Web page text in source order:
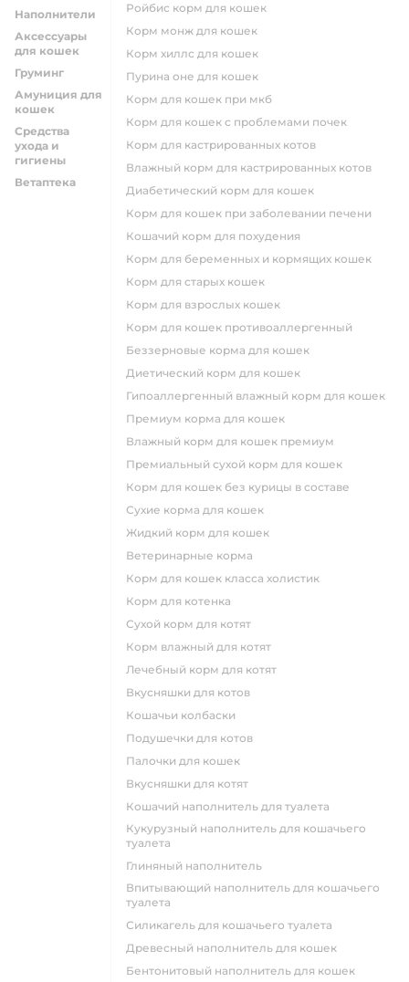
Наполнители
Аксессуары
для кошек
Груминг
Амуниция для
кошек
Средства
ухода и
гигиены
Ветаптека
ройбис корм для кошек
корм монж для кошек
корм хиллс для кошек
пурина оне для кошек
корм для кошек при мкб
корм для кошек с проблемами почек
Корм для кастрированных котов
влажный корм для кастрированных котов
диабетический корм для кошек
корм для кошек при заболевании печени
кошачий корм для похудения
корм для беременных и кормящих кошек
корм для старых кошек
корм для взрослых кошек
корм для кошек противоаллергенный
беззерновые корма для кошек
диетический корм для кошек
гипоаллергенный влажный корм для кошек
премиум корма для кошек
влажный корм для кошек премиум
премиальный сухой корм для кошек
корм для кошек без курицы в составе
сухие корма для кошек
жидкий корм для кошек
ветеринарные корма
корм для кошек класса холистик
корм для котенка
сухой корм для котят
корм влажный для котят
лечебный корм для котят
вкусняшки для котов
кошачьи колбаски
подушечки для котов
палочки для кошек
вкусняшки для котят
кошачий наполнитель для туалета
кукурузный наполнитель для кошачьего
туалета
глиняный наполнитель
впитывающий наполнитель для кошачьего
туалета
силикагель для кошачьего туалета
древесный наполнитель для кошек
бентонитовый наполнитель для кошек